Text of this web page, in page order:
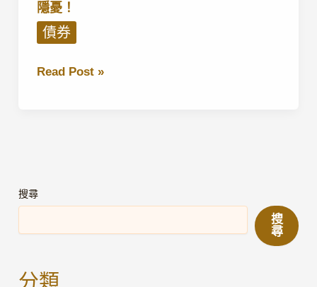
隱憂！
債券
【債
Day13】
連
特
Read Post »
搜尋
搜
尋
分類